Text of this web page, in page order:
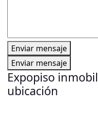
Enviar mensaje
Enviar mensaje
Expopiso
ubicación